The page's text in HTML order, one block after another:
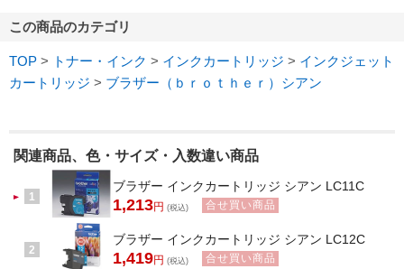
この商品のカテゴリ
TOP > トナー・インク > インクカートリッジ > インクジェット
カートリッジ > ブラザー（ｂｒｏｔｈｅｒ）シアン
関連商品、色・サイズ・入数違い商品
1
ブラザー インクカートリッジ シアン LC11C
1,213円 (税込) 合せ買い商品
2
ブラザー インクカートリッジ シアン LC12C
1,419円 (税込) 合せ買い商品